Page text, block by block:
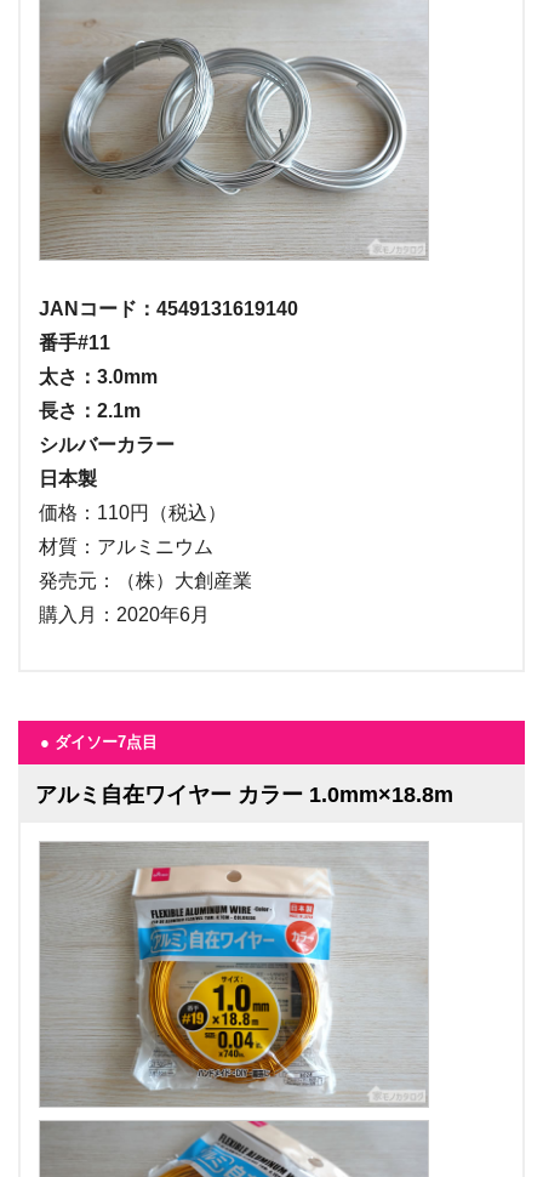
JANコード：4549131619140
番手#11
太さ：3.0mm
長さ：2.1m
シルバーカラー
日本製
価格：110円（税込）
材質：アルミニウム
発売元：（株）大創産業
購入月：2020年6月
● ダイソー7点目
アルミ自在ワイヤー カラー 1.0mm×18.8m